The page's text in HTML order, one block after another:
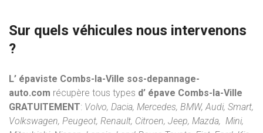
Sur quels véhicules nous intervenons
?
L’ épaviste Combs-la-Ville sos-depannage-
auto.com récupère tous types d’ épave Combs-la-Ville
GRATUITEMENT: Volvo, Dacia, Mercedes, BMW, Audi, Smart,
Volkswagen, Peugeot, Renault, Citroen, Jeep, Mazda, Mini,